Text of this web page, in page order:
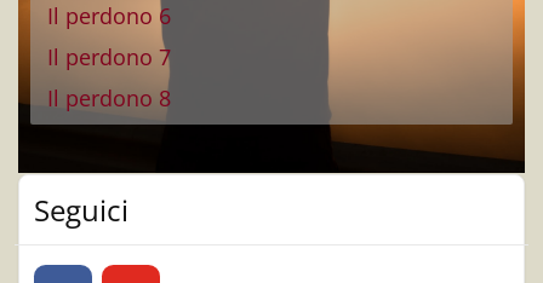
Il perdono 6
Il perdono 7
Il perdono 8
Seguici